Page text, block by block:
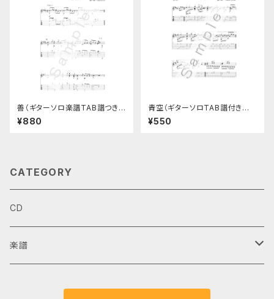
善（ギターソロ楽譜TAB譜つき）
ベイビーズソングNo.6
¥880
青空（ギターソロTAB譜付き楽
譜）
¥550
CATEGORY
CD
楽譜